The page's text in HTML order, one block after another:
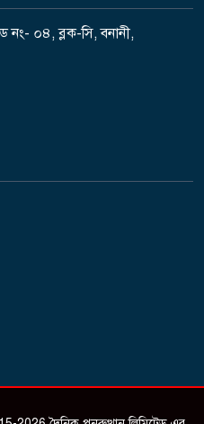
নং- ০৪, ব্লক-সি, বনানী,